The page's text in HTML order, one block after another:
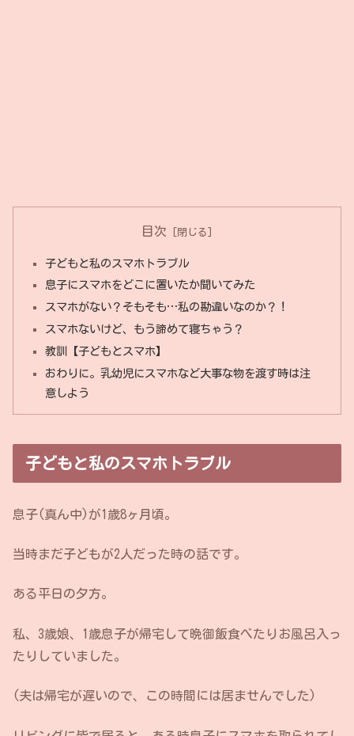
目次
子どもと私のスマホトラブル
息子にスマホをどこに置いたか聞いてみた
スマホがない？そもそも…私の勘違いなのか？！
スマホないけど、もう諦めて寝ちゃう？
教訓【子どもとスマホ】
おわりに。乳幼児にスマホなど大事な物を渡す時は注
意しよう
子どもと私のスマホトラブル
息子(真ん中)が1歳8ヶ月頃。
当時まだ子どもが2人だった時の話です。
ある平日の夕方。
私、3歳娘、1歳息子が帰宅して晩御飯食べたりお風呂入っ
たりしていました。
(夫は帰宅が遅いので、この時間には居ませんでした)